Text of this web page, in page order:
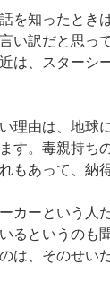
を知ったとき
い訳だと思っ
は、スターシ
理由は、地球
す。毒親持ち
もあって、納
カーという人
るというのも
は、そのせい